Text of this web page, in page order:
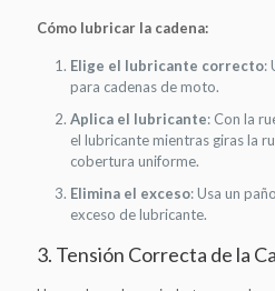
Cómo lubricar la cadena:
Elige el lubricante correcto:
para cadenas de moto.
Aplica el lubricante: Con la
el lubricante mientras giras la
cobertura uniforme.
Elimina el exceso: Usa un
exceso de lubricante.
3. Tensión Correcta de la